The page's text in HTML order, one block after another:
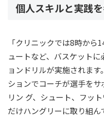
個人スキルと実践
「クリニックでは8時か
ュートなど、バスケット
ョンドリルが実施されま
ションでコーチが選手を
リン グ、シュート、フッ
だけハングリーに取り組